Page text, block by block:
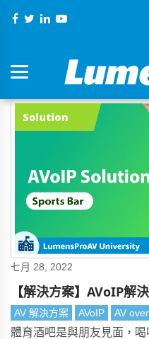
七月 28, 2022
【解決方案】AVoIP解
AV 解決方案 AVoIP AV
體育酒吧是與朋友見面，